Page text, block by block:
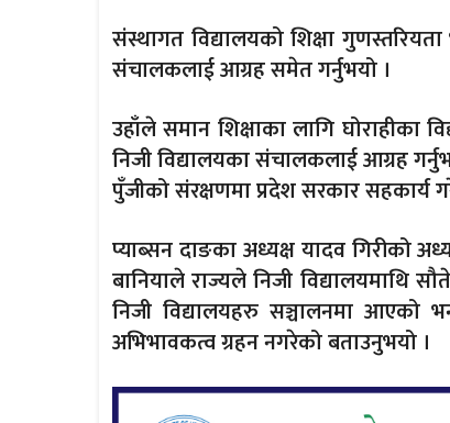
संस्थागत विद्यालयको शिक्षा
संचालकलाई आग्रह समेत गर्नुभयो ।
उहाँले समान शिक्षाका लागि घोराहीका
निजी विद्यालयका संचालकलाई आग्रह
पुँजीको संरक्षणमा प्रदेश सरकार सहकार्य
प्याब्सन दाङका अध्यक्ष यादव गिरीको
बानियाले राज्यले निजी विद्यालयमाथि
निजी विद्यालयहरु सञ्चालनमा आएको
अभिभावकत्व ग्रहन नगरेको बताउनुभयो ।